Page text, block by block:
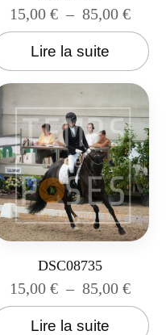
15,00€ – 85,00€
Lire la suite
DSC08735
15,00€ – 85,00€
Lire la suite